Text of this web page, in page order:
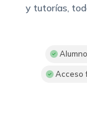
y tutorías,
Acceso